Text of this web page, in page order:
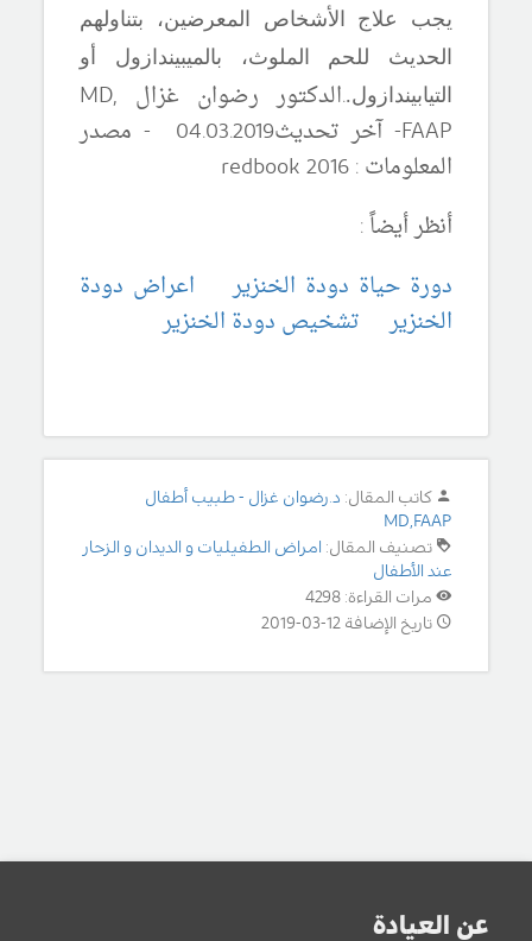
يجب علاج الأشخاص المعرضين، بتناولهم
الحديث للحم الملوث، بالميبيندازول أو
التيابيندازول..الدكتور رضوان غزال MD,
FAAP
-آخر تحديث04 .03.20
19 - مصدر
المعلومات :redbook 2016
أنظر أيضاً :
دورة حياة دودة الخنزير
اعراض دودة
الخنزير
تشخيص دودة الخنزير
كاتب المقال: د.رضوان غزال - طبيب أطفال
MD,FAAP
تصنيف المقال: امراض الطفيليات و الديدان و الزحار
عند الأطفال
مرات القراءة: 4298
تاريخ الإضافة 12-03-2019
عن العيادة